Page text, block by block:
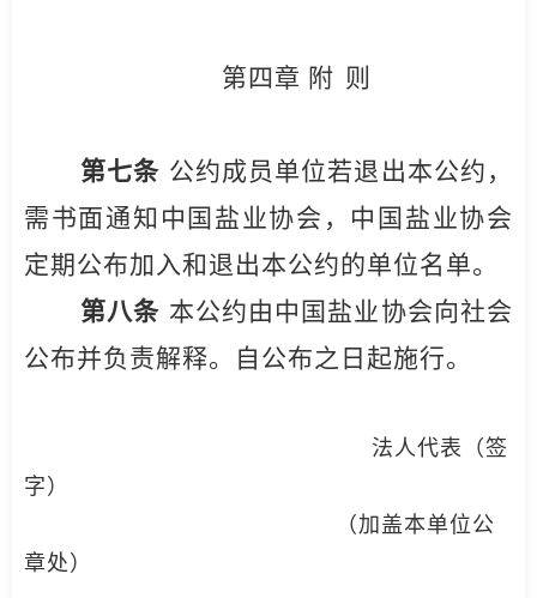
第四章 附 则
第七条 公约成员单位若退出本公约，
需书面通知中国盐业协会，中国盐业协会
定期公布加入和退出本公约的单位名单。
第八条 本公约由中国盐业协会向社会
公布并负责解释。自公布之日起施行。
法人代表（签
字）
（加盖本单位公
章处）